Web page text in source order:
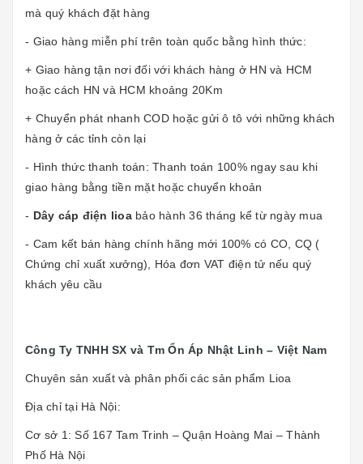
mà quý khách đặt hàng
- Giao hàng miễn phí trên toàn quốc bằng hình thức:
+ Giao hàng tận nơi đối với khách hàng ở HN và HCM
hoặc cách HN và HCM khoảng 20Km
+ Chuyển phát nhanh COD hoặc gửi ô tô với những khách
hàng ở các tỉnh còn lại
- Hình thức thanh toán: Thanh toán 100% ngay sau khi
giao hàng bằng tiền mặt hoặc chuyển khoản
- Dây cáp điện lioa bảo hành 36 tháng kể từ ngày mua
- Cam kết bán hàng chính hãng mới 100% có CO, CQ (
Chứng chỉ xuất xưởng), Hóa đơn VAT điện tử nếu quý
khách yêu cầu
Công Ty TNHH SX và Tm Ổn Áp Nhật Linh – Việt Nam
Chuyên sản xuất và phân phối các sản phẩm Lioa
Địa chỉ tại Hà Nội:
Cơ sở 1: Số 167 Tam Trinh – Quận Hoàng Mai – Thành
Phố Hà Nội